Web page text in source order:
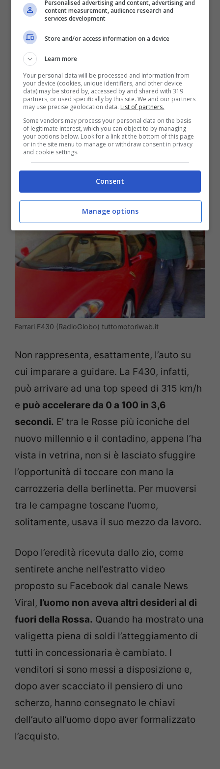
berlinetta, introdotta nel 2004, monta un
potente motore a benzina V8 da 4.308 cc.
Dettaglio da non sottovalutare, il signor
Andrea Vettori, nel momento della
richiesta, non aveva conseguito ancora la
patente.La supercar del Cavallino
sprigiona 490 CVa 8.500 giri/min e 465
Nm di coppia a 5.250 giri/min, l’80% dei
quali al di sotto dei 3.500 giri/min.I costi
Ferrari F430 (RadioGlobo) tuttomotoriweb.it
Non rappresenta, esattamente, l’auto su
cui imparare a guidare. La F430, infatti,
può arrivare ad una top speed di 315 km/h
e può accelerare da 0 a 100 in 3,6
secondi. E’ tra le Rosse più iconiche del
nuovo millennio e il contadino, appena l’ha
vista in vetrina, non si è lasciato sfuggire
l’opportunità di toccare con mano la
carrozzeria della berlinetta. Per muoversi
tra le campagne toscane l’uomo,
solitamente, usava il suo mezzo da lavoro.
Dopo l’eredità ricevuta dallo zio, come
sentirete anche nell’estratto video
proposto su Facebook dal canale News
Viral, l’uomo non aveva altri desideri al di
fuori della Rossa. Quando ha mostrato una
valigetta piena di soldi l’atteggiamento di
tutti in concessionaria è cambiato. I
venditori si sono messi a disposizione e,
dopo aver scacciato il pensiero di uno
scherzo, hanno consegnato le chiavi
dell’auto all’uomo dopo aver formalizzato
l’acquisto.
Personalised advertising and content, advertising and
content measurement, audience research and
services development
Store and/or access information on a device
Learn more
Your personal data will be processed and information from
your device (cookies, unique identifiers, and other device
data) may be stored by, accessed by and shared with 319
partners, or used specifically by this site. We and our partners
may use precise geolocation data. List of partners.
Some vendors may process your personal data on the basis
of legitimate interest, which you can object to by managing
your options below. Look for a link at the bottom of this page
or in the site menu to manage or withdraw consent in privacy
and cookie settings.
Consent
Manage options